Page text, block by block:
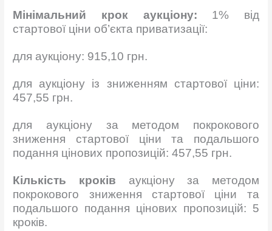
Мінімальний крок аукціону: 1% від
стартової ціни об’єкта приватизації:
для аукціону: 915,10 грн.
для аукціону із зниженням стартової ціни:
457,55 грн.
для аукціону за методом покрокового
зниження стартової ціни та подальшого
подання цінових пропозицій: 457,55 грн.
Кількість кроків аукціону за методом
покрокового зниження стартової ціни та
подальшого подання цінових пропозицій: 5
кроків.